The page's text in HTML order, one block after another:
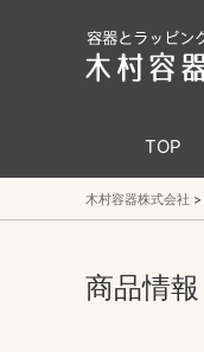
TOP
木村容器株式会社
商品情報